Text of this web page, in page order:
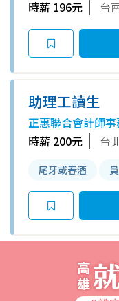
時薪 196元
台
助理工讀生
正惠聯合會計師
時薪 200元
台
尾牙或春酒